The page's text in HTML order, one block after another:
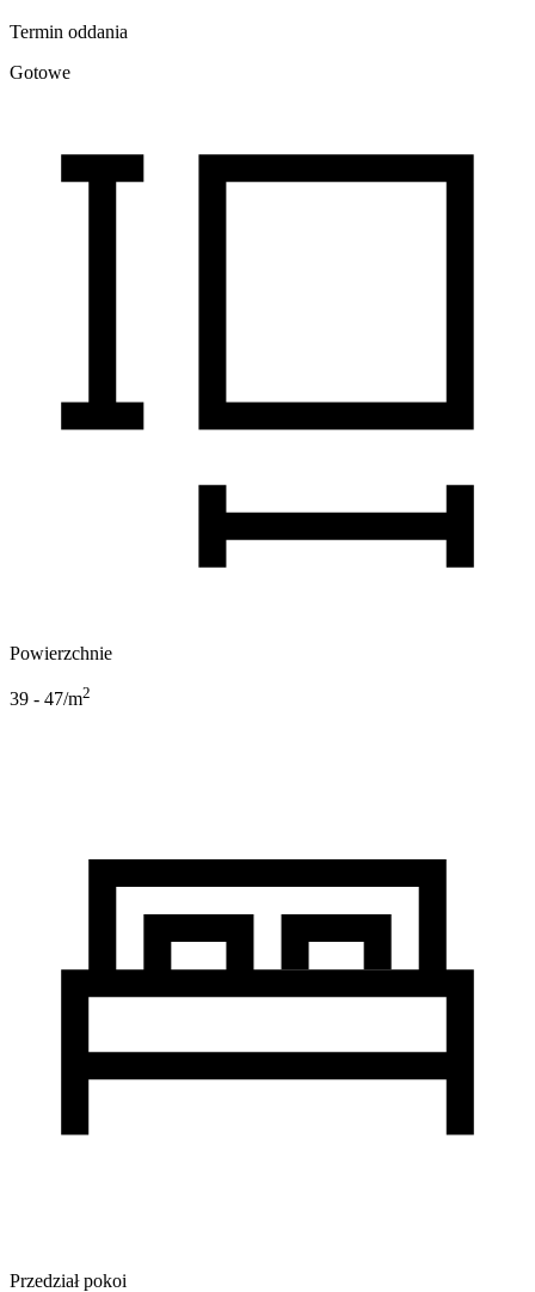
Termin oddania
Gotowe
Powierzchnie
39 - 47/m2
Przedział pokoi